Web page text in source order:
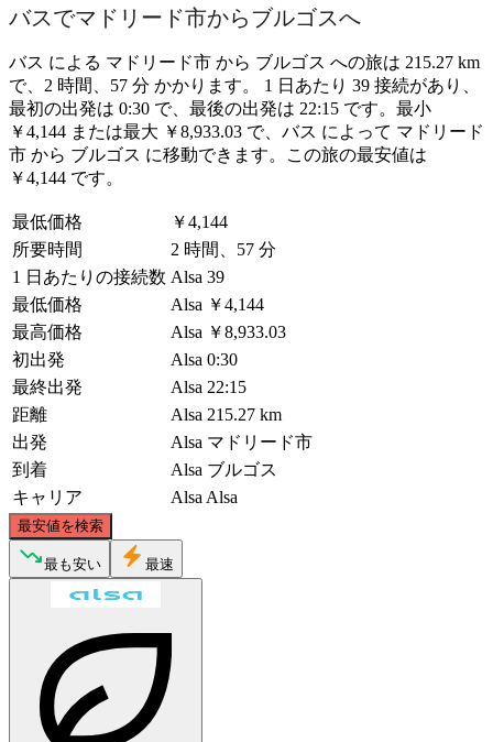
バスでマドリード市からブルゴスへ
バス による マドリード市 から ブルゴス への旅は 215.27 km
で、2 時間、57 分 かかります。 1 日あたり 39 接続があり、
最初の出発は 0:30 で、最後の出発は 22:15 です。最小
￥4,144 または最大 ￥8,933.03 で、バス によって マドリード
市 から ブルゴス に移動できます。この旅の最安値は
￥4,144 です。
最低価格
￥4,144
所要時間
2 時間、57 分
1 日あたりの接続数 Alsa 39
最低価格
Alsa ￥4,144
最高価格
Alsa ￥8,933.03
初出発
Alsa 0:30
最終出発
Alsa 22:15
距離
Alsa 215.27 km
出発
Alsa マドリード市
到着
Alsa ブルゴス
キャリア
Alsa Alsa
最安値を検索
最も安い 最速